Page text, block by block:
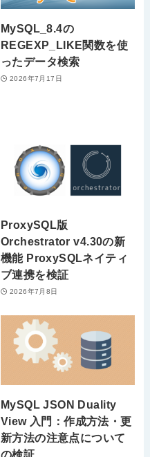
MySQL_8.4の
REGEXP_LIKE関数を使
ったデータ検索
2026年7月17日
ProxySQL版
Orchestrator v4.30の新
機能 ProxySQLネイティ
ブ連携を検証
2026年7月8日
MySQL JSON Duality
View 入門：作成方法・更
新方法の注意点について